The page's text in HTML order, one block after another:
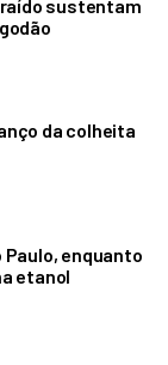
sustentam
da colheita
enquanto
etanol